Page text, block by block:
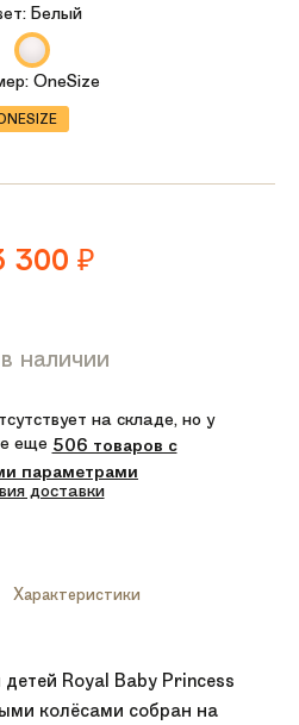
300 ₽
наличии
на складе, но у
еще 506 товаров с
параметрами
Белый
OneSize
доставки
Характеристики
Royal Baby Princess
колёсами собран на